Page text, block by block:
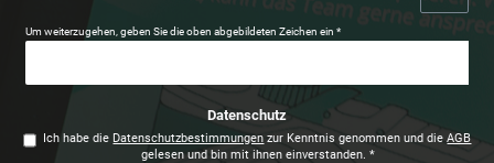
Um weiterzugehen, geben Sie die oben abgebildeten Zeichen ein*
Datenschutz
Ich habe die Datenschutzbestimmungen zur Kenntnis genommen und dieAGB
gelesen und bin mit ihnen einverstanden. *